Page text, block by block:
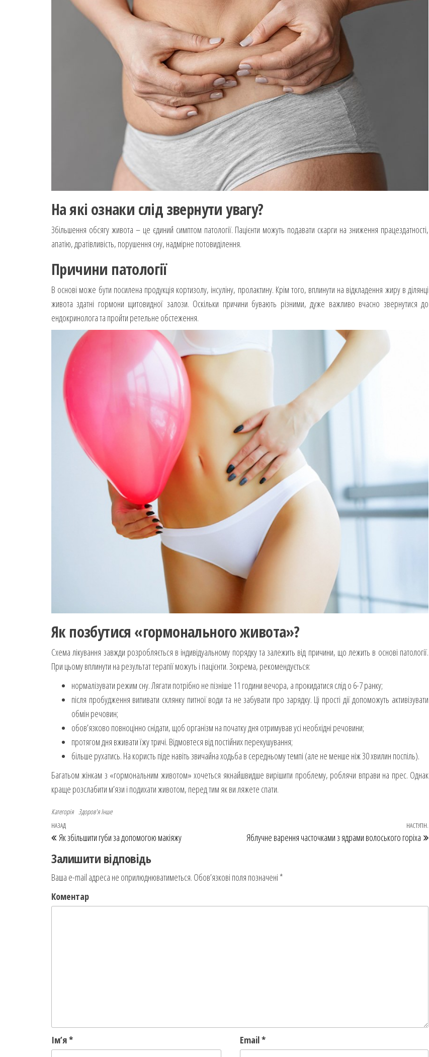
На які ознаки слід звернути увагу?
Збільшення обсягу живота – це єдиний симптом патології. Пацієнти можуть подавати скарги на зниження працездатності,
апатію, дратівливість, порушення сну, надмірне потовиділення.
Причини патології
В основі може бути посилена продукція кортизолу, інсуліну, пролактину. Крім того, вплинути на відкладення жиру в ділянці
живота здатні гормони щитовидної залози. Оскільки причини бувають різними, дуже важливо вчасно звернутися до
ендокринолога та пройти ретельне обстеження.
Як позбутися «гормонального живота»?
Схема лікування завжди розробляється в індивідуальному порядку та залежить від причини, що лежить в основі патології.
При цьому вплинути на результат терапії можуть і пацієнти. Зокрема, рекомендується:
нормалізувати режим сну. Лягати потрібно не пізніше 11 години вечора, а прокидатися слід о 6-7 ранку;
після пробудження випивати склянку питної води та не забувати про зарядку. Ці прості дії допоможуть активізувати
обмін речовин;
обов’язково повноцінно снідати, щоб організм на початку дня отримував усі необхідні речовини;
протягом дня вживати їжу тричі. Відмовтеся від постійних перекушування;
більше рухатись. На користь піде навіть звичайна ходьба в середньому темпі (але не менше ніж 30 хвилин поспіль).
Багатьом жінкам з «гормональним животом» хочеться якнайшвидше вирішити проблему, роблячи вправи на прес. Однак
краще розслабити м’язи і подихати животом, перед тим як ви ляжете спати.
Категорія Здоров'я Інше
Навігація записів
Попередній запис
НАЗАД
Як збільшити губи за допомогою макіяжу
НАСТУПН.
Яблучне варення часточками з ядрами волоського горіха
Залишити відповідь
Ваша e-mail адреса не оприлюднюватиметься. Обов’язкові поля позначені *
Коментар
Ім’я* Email*